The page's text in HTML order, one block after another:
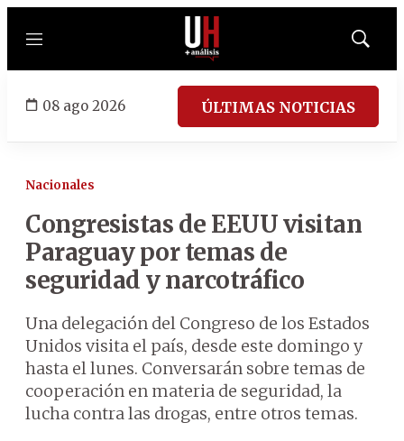
Menú
Mostrar
08 ago 2026 ÚLTIMAS NOTICIAS
Nacionales
Congresistas de EEUU visitan
Paraguay por temas de
seguridad y narcotráfico
Una delegación del Congreso de los Estados
Unidos visita el país, desde este domingo y
hasta el lunes. Conversarán sobre temas de
cooperación en materia de seguridad, la
lucha contra las drogas, entre otros temas.